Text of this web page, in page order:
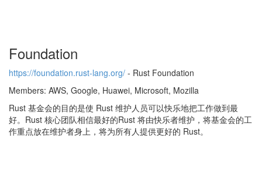
Foundation
https://foundation.rust-lang.org/ - Rust Foundation
Members: AWS, Google, Huawei, Microsoft, Mozilla
Rust 基金会的目的是使 Rust 维护人员可以快乐地把工作做到最
好。Rust 核心团队相信最好的Rust 将由快乐者维护，将基金会的工
作重点放在维护者身上，将为所有人提供更好的 Rust。